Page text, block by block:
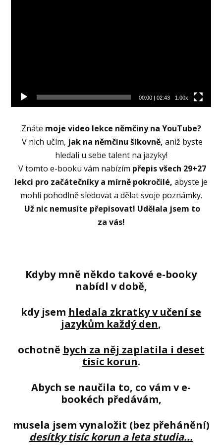
00:00| 02:43 1.00x
Znáte moje video lekce němčiny na YouTube?
V nich učím, jak na němčinu šikovně, aniž byste
hledali u sebe talent na jazyky!
V tomto e-booku vám nabízím přepis všech 29+27
lekci pro začátečníky a mírně pokročilé, abyste je
mohli pohodlně sledovat a dělat svoje poznámky.
Už nic nemusíte přepisovat! Udělala jsem to
za vás!
Kdyby mně někdo takové e-booky
nabídl v době,
kdy jsem hledala zkratky v učení se
jazykům každý den,
ochotně bych za něj zaplatila i deset
tisíc korun.
Abych se naučila to, co vám v e-
bookéch předávám,
musela jsem vynaložit (bez přehánění)
desítky tisíc korun a leta studia...